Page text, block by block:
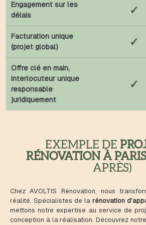
Engagement sur les
délais
✓
Facturation unique
(projet global)
✓
Offre clé en main,
interlocuteur unique
responsable
juridiquement
✓
EXEMPLE DE
RÉNOVATION À PARIS
APRÈS)
Chez AVOLTIS Rénovation, nous
réalité. Spécialistes de la rénovation
mettons notre expertise au service de
conception à la réalisation. Découvrez notre